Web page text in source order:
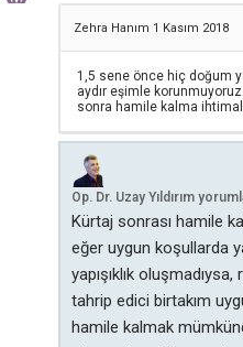
Zehra Hanım 1 Kasım 2018
1,5 sene önce hiç doğum
aydır eşimle
sonra hamile kalma
Op. Dr. Uzay Yıldırım
Kürtaj sonrası hamile
eğer uygun koşullarda
yapışıklık oluşmadıysa,
tahrip edici birtakım
hamile kalmak